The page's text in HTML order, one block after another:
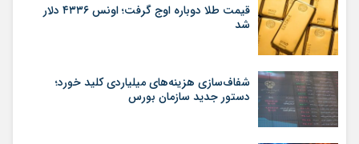
قیمت طلا دوباره اوج گرفت؛ اونس ۴۳۳۶ دلار
شد
شفاف‌سازی هزینه‌های میلیاردی کلید خورد؛
دستور جدید سازمان بورس